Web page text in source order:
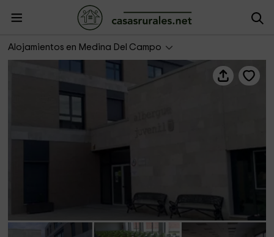
Alojamientos en Medina Del Campo
Albergue Juvenil Medina del Campo